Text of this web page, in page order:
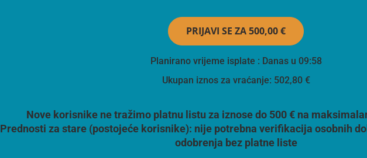
PRIJAVI SE ZA500,00 €
Planirano vrijeme isplate : Danas u 09:58
Ukupan iznos za vraćanje: 502,80 €
Nove korisnike ne tražimo platnu listu za iznose do 500 € na
Prednosti za stare (postojeće korisnike): nije potrebna verifikacija osobnih
odobrenja bez platne liste